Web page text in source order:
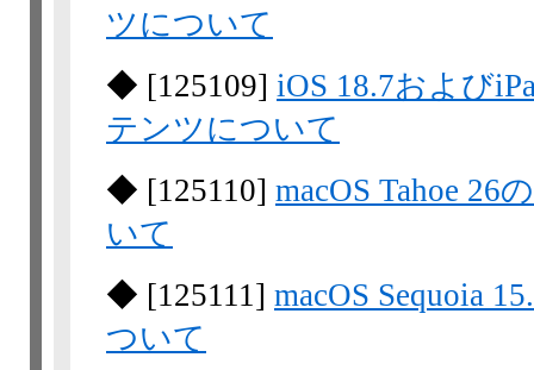
ツについて
◆ [125109] iOS 18.7および
テンツについて
◆ [125110] macOS Tahoe
いて
◆ [125111] macOS Sequoia
ついて